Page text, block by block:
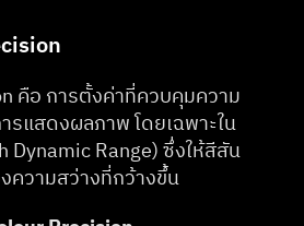
คือ การตั้งค่าที่ควบคุมความ
รแสดงผลภาพ โดยเฉพาะใน
Dynamic Range) ซึ่งให้สีสัน
ความสว่างที่กว้างขึ้น